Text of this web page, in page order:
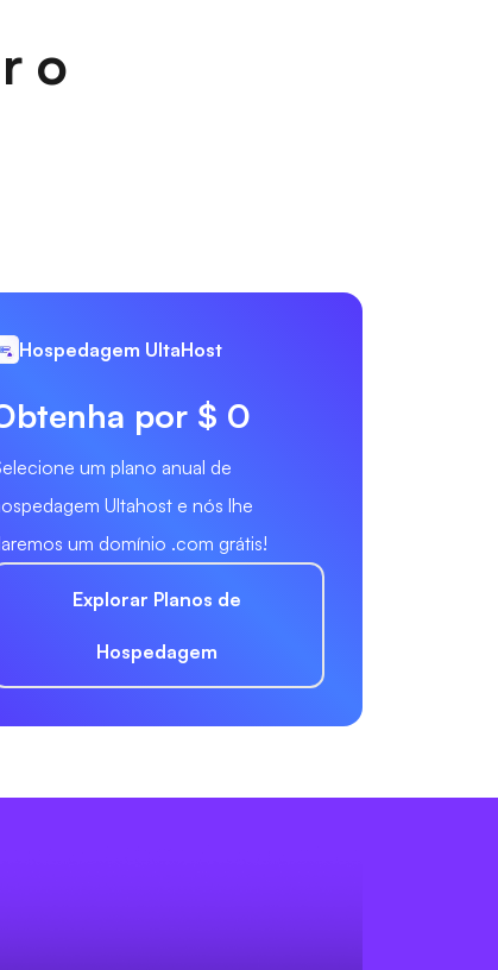
o
Hospedagem UltaHost
por $ 0
um plano anual de
Ultahost e nós lhe
um domínio .com grátis!
Explorar Planos de
Hospedagem